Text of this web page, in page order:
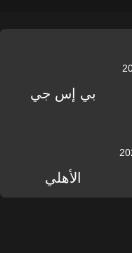
بي إس جي
الأهلي